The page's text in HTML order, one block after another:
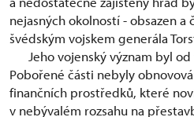
nejasných okolností - obsazen a
švédským vojskem
Jeho vojenský význam byl
Pobořené části nebyly
finančních prostředků, které
v nebývalém rozsahu na